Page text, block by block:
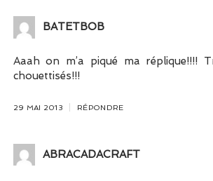
BATETBOB
Aaah on m’a piqué ma réplique!!!!
chouettisés!!!
29 MAI 2013 RÉPONDRE
ABRACADACRAFT